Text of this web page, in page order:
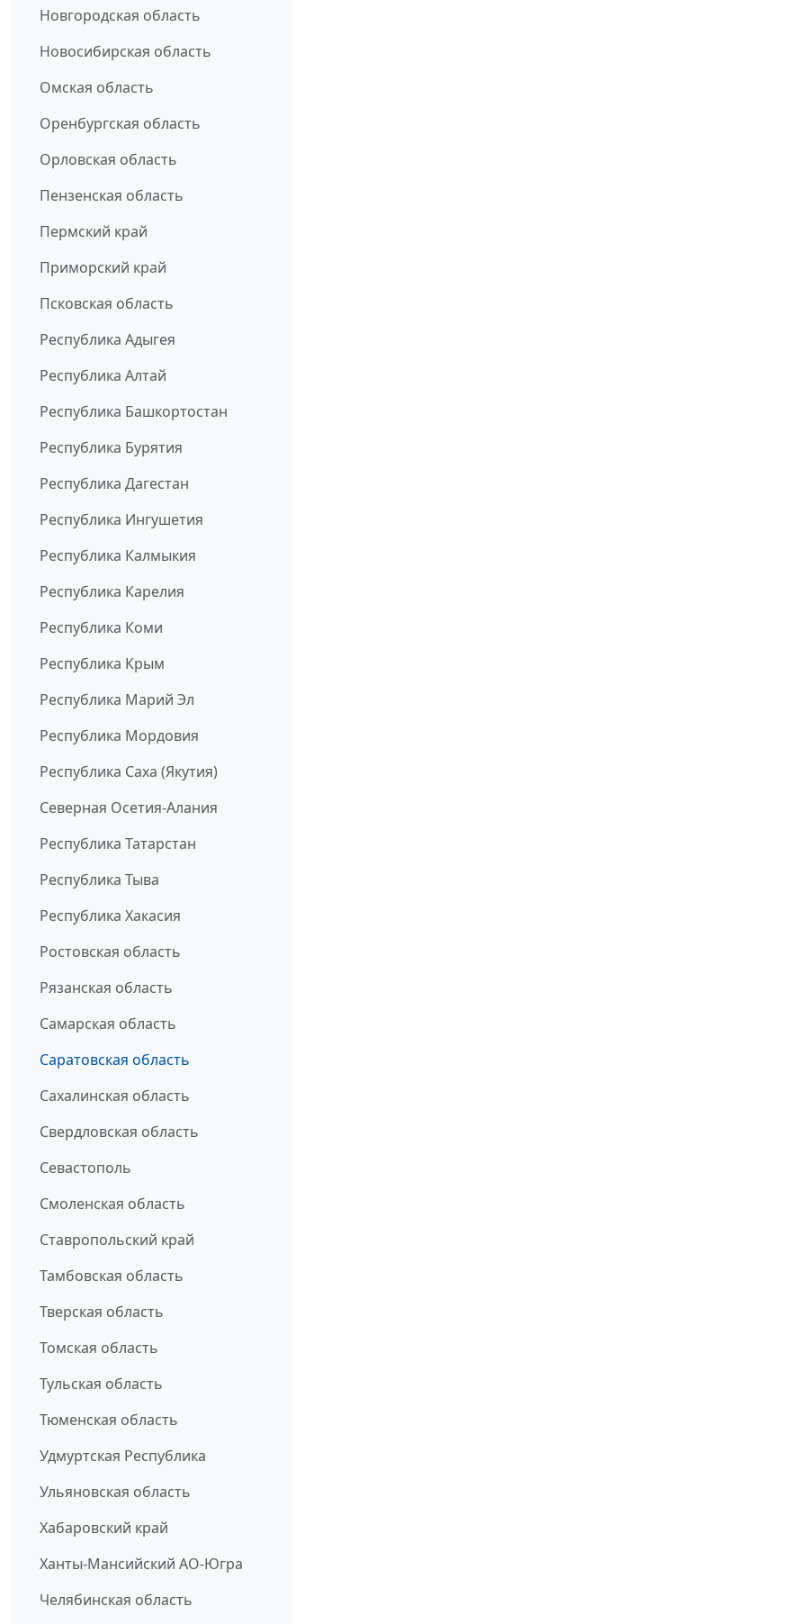
Новгородская область
Новосибирская область
Омская область
Оренбургская область
Орловская область
Пензенская область
Пермский край
Приморский край
Псковская область
Республика Адыгея
Республика Алтай
Республика Башкортостан
Республика Бурятия
Республика Дагестан
Республика Ингушетия
Республика Калмыкия
Республика Карелия
Республика Коми
Республика Крым
Республика Марий Эл
Республика Мордовия
Республика Саха (Якутия)
Северная Осетия-Алания
Республика Татарстан
Республика Тыва
Республика Хакасия
Ростовская область
Рязанская область
Самарская область
Саратовская область
Сахалинская область
Свердловская область
Севастополь
Смоленская область
Ставропольский край
Тамбовская область
Тверская область
Томская область
Тульская область
Тюменская область
Удмуртская Республика
Ульяновская область
Хабаровский край
Ханты-Мансийский АО-Югра
Челябинская область